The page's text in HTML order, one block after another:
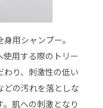
用シャンプー。
用する際のトリー
わり、刺激性の低い
どの汚れを落としな
肌への刺激となり